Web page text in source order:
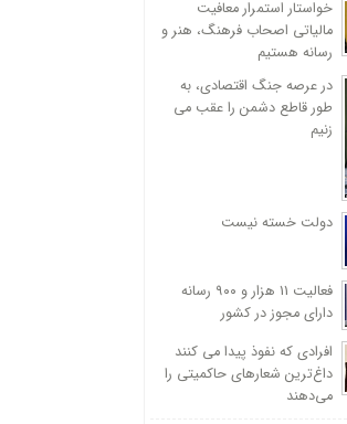
خواستار استمرار معافیت
مالیاتی اصحاب فرهنگ، هنر و
رسانه هستیم
در عرصه جنگ اقتصادی، به
طور قاطع دشمن را عقب می
زنیم
دولت خسته نیست
فعالیت 11 هزار و ۹۰۰ رسانه
دارای مجوز در کشور
افرادی که نفوذ پیدا می کنند
داغ‌ترین شعارهای حاکمیتی را
می‌دهند